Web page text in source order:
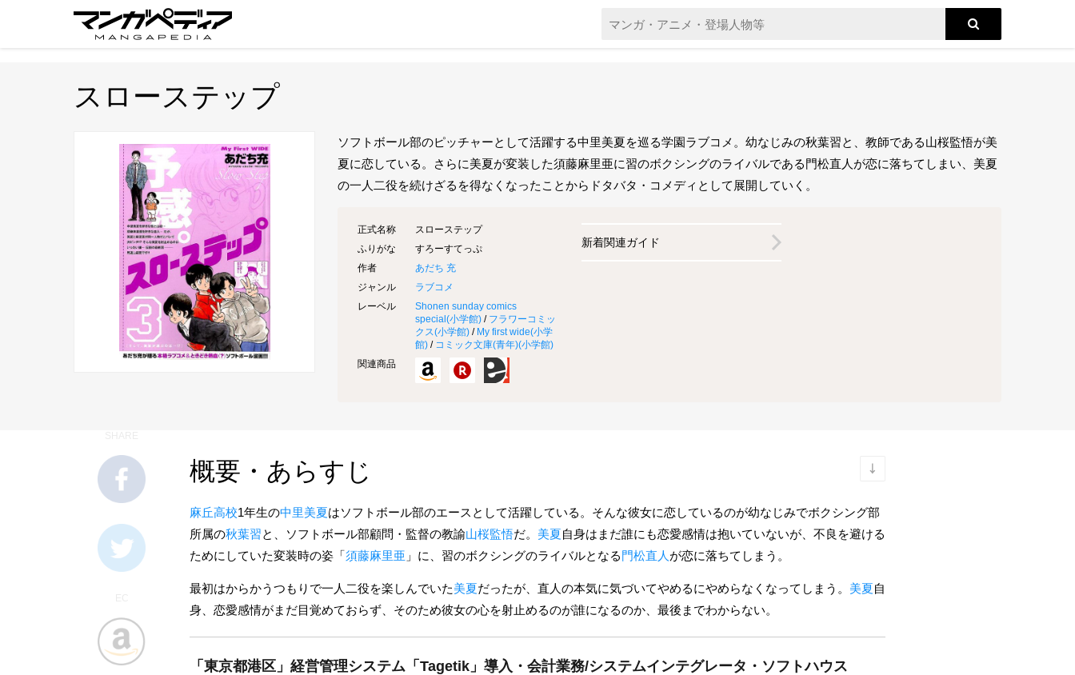
スローステップ
ソフトボール部のピッチャーとして活躍する中里美夏を巡る学園ラブコメ。幼なじみの秋葉習と、教師である山桜監悟が美
夏に恋している。さらに美夏が変装した須藤麻里亜に習のボクシングのライバルである門松直人が恋に落ちてしまい、美夏
の一人二役を続けざるを得なくなったことからドタバタ・コメディとして展開していく。
正式名称
スローステップ
ふりがな
すろーすてっぷ
作者
あだち 充
ジャンル
ラブコメ
レーベル
Shonen sunday comics
special(小学館) / フラワーコミッ
クス(小学館) / My first wide(小学
館) / コミック文庫(青年)(小学館)
関連商品
新着関連ガイド
概要・あらすじ
麻丘高校1年生の中里美夏はソフトボール部のエースとして活躍している。そんな彼女に恋しているのが幼なじみでボクシング部
所属の秋葉習と、ソフトボール部顧問・監督の教諭山桜監悟だ。 美夏自身はまだ誰にも恋愛感情は抱いていないが、不良を避ける
ためにしていた変装時の姿「須藤麻里亜 」に、習のボクシングのライバルとなる門松直人 が恋に落ちてしまう。
最初はからかうつもりで一人二役を楽しんでいた美夏だったが、直人の本気に気づいてやめるにやめらなくなってしまう。 美夏自
身、恋愛感情がまだ目覚めておらず、そのため彼女の心を射止めるのが誰になるのか、最後までわからない。
「東京都港区」経営管理システム「Tagetik」導入・会計業務/システムインテグレータ・ソフトハウス